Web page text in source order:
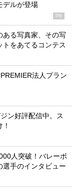
デルが登場
PR
ある写真家、その写
をあてるコンテス
法人プラン
ン好評配信中。ス
人突破！バレーボ
選手のインタビュー